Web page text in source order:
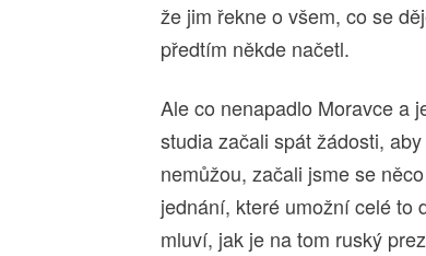
že jim řekne o všem, co se
předtím někde načetl.
Ale co nenapadlo Moravce a
studia začali spát žádosti,
nemůžou, začali jsme se
jednání, které umožní celé to
mluví, jak je na tom ruský